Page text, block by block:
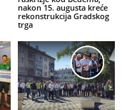
nakon 15. augusta kreće
rekonstrukcija Gradskog
trga